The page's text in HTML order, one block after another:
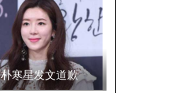
朴寒星发文道歉